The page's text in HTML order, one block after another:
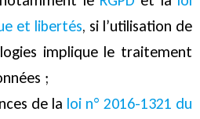
et libertés, si l’utilisation de
implique le traitement
;
de la loi n° 2016-1321 du